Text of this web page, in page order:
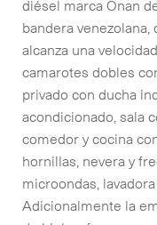
diésel marca Onan
bandera
alcanza una
camarotes dobles
privado con ducha
acondicionado, sala
comedor y cocina
hornillas, nevera y
microondas,
Adicionalmente la